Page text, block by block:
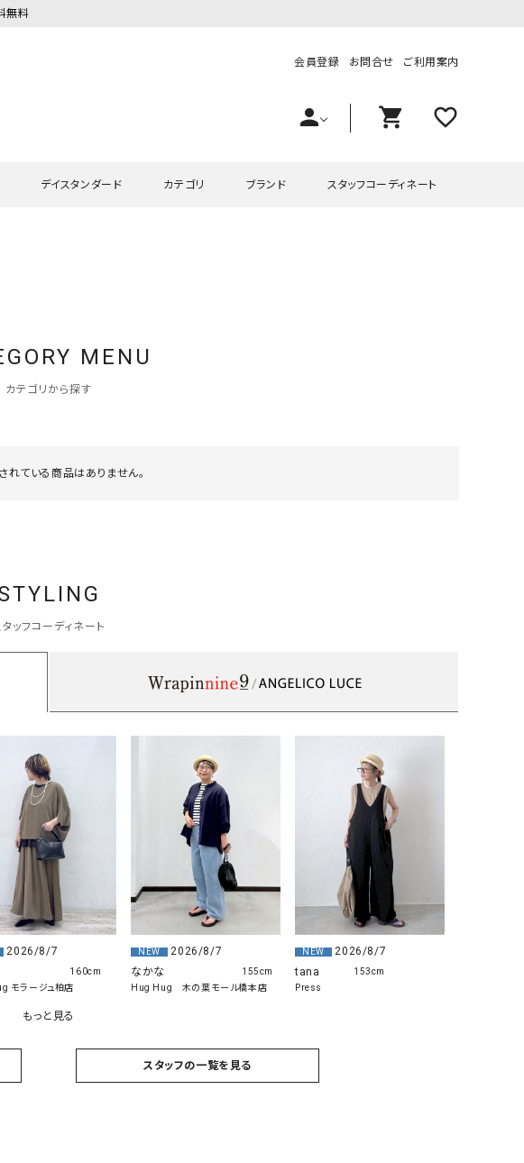
無料
会員登録 お問合せ ご利用案内
person shopping_cart favorite_outline
デイスタンダード
ト・パーカー
パンツ
ス・その他雑貨
カテゴリ
サロペット・オーバーオール
サロペット・オーバーオール
ジャケット・アウター
ブランド
ーパーセントリノ）
adidas（アディダス） Lallia Mu（ラリア ムー）
Ampersand（アンパサンド）
Antiquite's（アンティークス）
NATURAL LAUNDRY（ナチ
リー）
Audition（オーディション）
ORDINARY FITS（オーディ
ツ）
blue willow（ブルーウィロー） Osmosis（オズモシス）
blue willow（ブルーウィロー） prit（プリット）
CUBE SUGAR（キューブシュガー）
CONVERSE ALL STAR（コンバースオー
DENIM DUNGAREE（デニムダンガリー）
スタッフコーディネート
MENU
カテゴリから探す
れている商品はありません。
タッフコーディネート
2026/8/7
モラージュ柏店
160cm
NEW
2026/8/7
なかな
Hug Hug 木の葉モール橋本店
155cm
NEW
2026/8/7
tana
Press
153cm
もっと見る
スタッフの一覧を見る